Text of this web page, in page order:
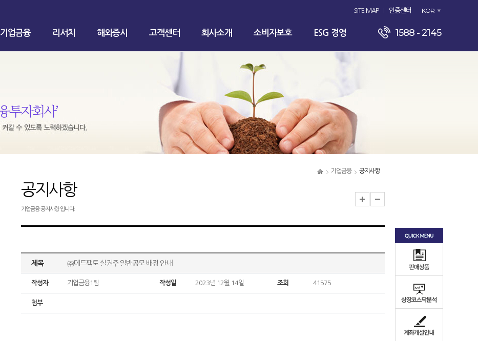
SITE MAP 인증센터 KOR
기업금융 리서치 해외증시 고객센터 회사소개 소비자보호 ESG 경영 1588 - 2145
기업금융 공지사항
공지사항
기업금융 공지사항 입니다.
제목 ㈜메드팩토 실권주 일반공모 배정 안내
작성자 기업금융1팀 작성일 2023년 12월 14일 조회 41575
첨부